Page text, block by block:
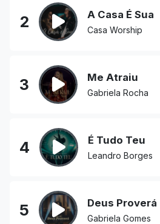
2 A Casa É Sua
Casa Worship
3 Me Atraiu
Gabriela Rocha
4 É Tudo Teu
Leandro Borges
5 Deus Proverá
Gabriela Gomes